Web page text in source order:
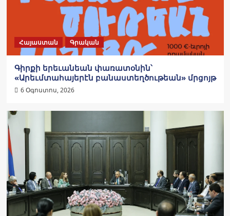
Հայաստան Գրական
Գիրքի երեւանեան փառատօնին՝
«Արեւմտահայերէն բանաստեղծութեան» մրցոյթ
6 Օգոստոս, 2026